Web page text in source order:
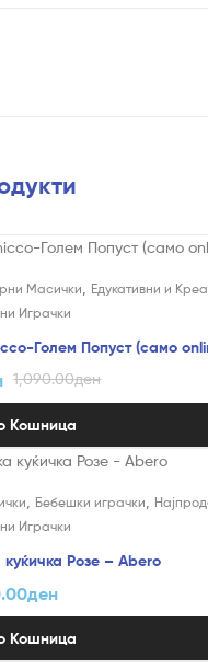
Масички
Едукативни и
Играчки
Голем Попуст (само
1,090.00ден
Кошница
Бебешки играчки
Играчки
куќичка Розе – Abero
ден
Кошница